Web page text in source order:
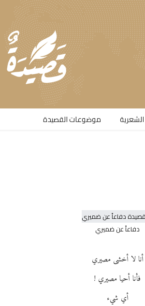
موضوعات القصيدة​
دفاعاً عن ضميري
أنا لا أخشى مصيري
فأنا أحيا مصيري !
أي شيء